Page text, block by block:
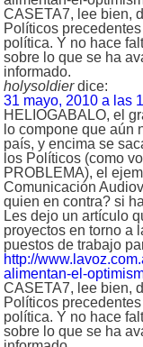
CASETA7, lee bien,
Políticos
política. Y no hace
sobre lo que se ha
informado.
holysoldier dice:
31 mayo, 2010 a las
HELIOGABALO, el
lo compone que aún
país, y encima se
los Políticos (como
PROBLEMA), el
Comunicación
quien en contra? si
Les dejo un artículo
proyectos en torno a
puestos de trabajo
http://
alimentan-el-
CASETA7, lee bien,
Políticos
política. Y no hace
sobre lo que se ha